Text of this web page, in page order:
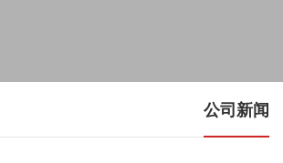
公司新闻